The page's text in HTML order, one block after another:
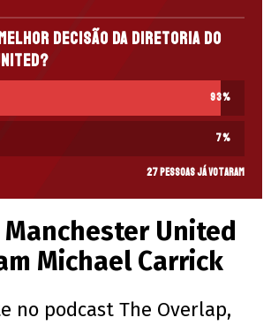
decisão da diretoria do
93%
7%
27 pessoas já votaram
United
Michael Carrick
no podcast The Overlap,